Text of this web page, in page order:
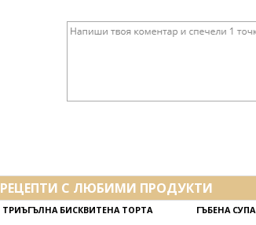
РЕЦЕПТИ С ЛЮБИМИ ПРОДУКТИ
ТРИЪГЪЛНА БИСКВИТЕНА ТОРТА ГЪБЕНА СУПА